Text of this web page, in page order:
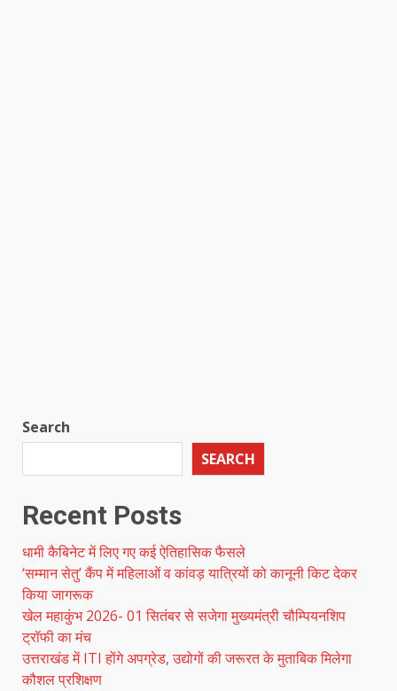
Search
SEARCH
Recent Posts
धामी कैबिनेट में लिए गए कई ऐतिहासिक फैसले
‘सम्मान सेतु’ कैंप में महिलाओं व कांवड़ यात्रियों को कानूनी किट देकर
किया जागरूक
खेल महाकुंभ 2026- 01 सितंबर से सजेगा मुख्यमंत्री चौम्पियनशिप
ट्रॉफी का मंच
उत्तराखंड में ITI होंगे अपग्रेड, उद्योगों की जरूरत के मुताबिक मिलेगा
कौशल प्रशिक्षण